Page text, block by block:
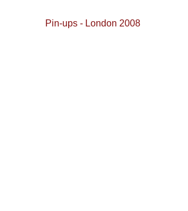
Pin-ups - London 2008